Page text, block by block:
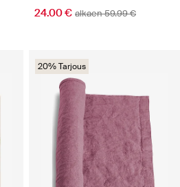
24.00 € alkaen 59.99 €
20% Tarjous